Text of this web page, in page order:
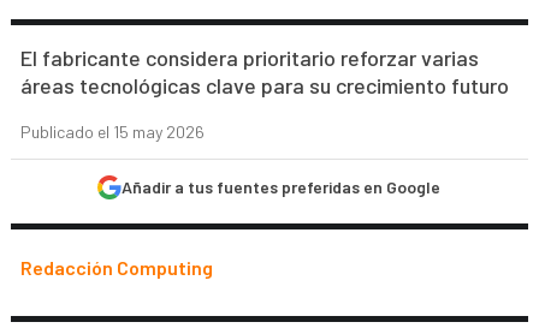
El fabricante considera prioritario reforzar varias
áreas tecnológicas clave para su crecimiento futuro
Publicado el 15 may 2026
Añadir a tus fuentes preferidas en Google
Redacción Computing